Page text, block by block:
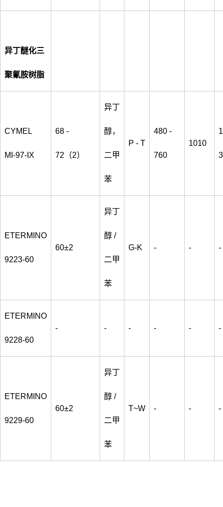
异丁醚化三
聚氰胺树脂
CYMEL
MI-97-IX
68 -
72（2）
异丁
醇，
二甲
苯
P - T
480 -
760
1010
3
ETERMINO
9223-60
60±2
异丁
醇 /
二甲
苯
G-K - - -
ETERMINO
9228-60
- - - - - -
ETERMINO
9229-60
60±2
异丁
醇 /
二甲
苯
T~W - - -